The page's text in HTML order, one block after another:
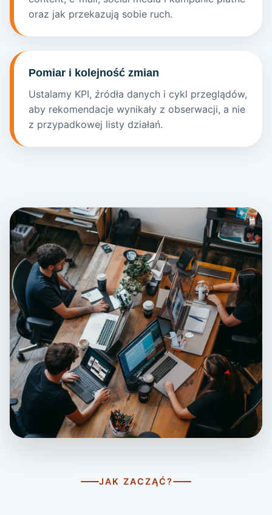
oraz jak przekazują sobie ruch.
Pomiar i kolejność zmian
Ustalamy KPI, źródła danych i cykl przeglądów,
aby rekomendacje wynikały z obserwacji, a nie
z przypadkowej listy działań.
JAK ZACZĄĆ?